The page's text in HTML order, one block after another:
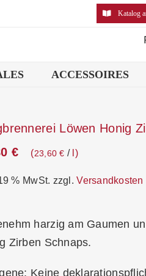
Katalog
ACCESSOIRES
Löwen Honig
€ 23,60€ / l
% MwSt. zzgl.Versandkosten
harzig am Gaumen
Zirben Schnaps.
Keine